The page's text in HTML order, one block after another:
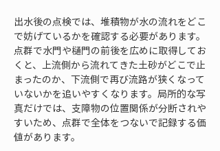
出水後の点検では、堆積物が水の流れをどこ
で妨げているかを確認する必要があります。
点群で水門や樋門の前後を広めに取得してお
くと、上流側から流れてきた土砂がどこで止
まったのか、下流側で再び流路が狭くなって
いないかを追いやすくなります。局所的な写
真だけでは、支障物の位置関係が分断されや
すいため、点群で全体をつないで記録する価
値があります。